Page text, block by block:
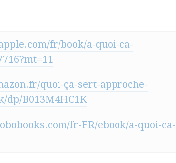
fr/book/a-quoi-ca-
quoi-ça-sert-approche-
dp/B013M4HC1K
fr-FR/ebook/a-quoi-ca-